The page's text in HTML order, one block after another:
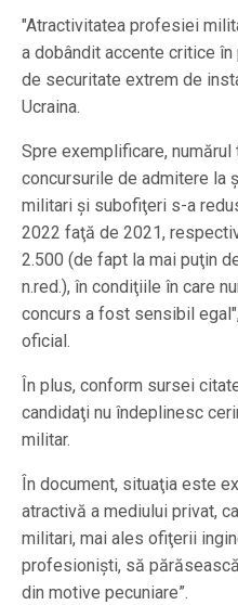
″Atractivitatea profesiei
a dobândit accente critice în
de securitate extrem de
Ucraina.
Spre exemplificare,
concursurile de admitere la
militari şi subofiţeri s-a
2022 faţă de 2021,
2.500 (de fapt la mai puţin
n.red.), în condiţiile în care
concurs a fost sensibil
oficial.
În plus, conform sursei
candidaţi nu îndeplinesc
militar.
În document, situaţia este
atractivă a mediului privat,
militari, mai ales ofiţerii
profesionişti, să
din motive pecuniare”.